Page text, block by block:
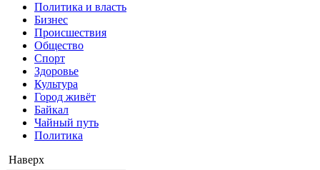
Политика и власть
Бизнес
Происшествия
Общество
Cпорт
Здоровье
Культура
Город живёт
Байкал
Чайный путь
Политика
Наверх